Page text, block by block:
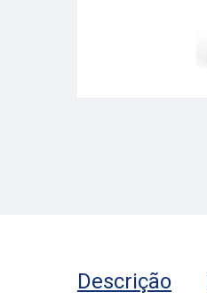
Descrição